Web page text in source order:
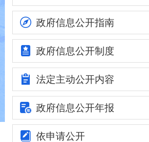
政府信息公开指南
政府信息公开制度
法定主动公开内容
政府信息公开年报
依申请公开